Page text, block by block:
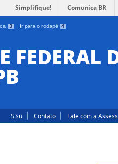
3 Ir para o rodapé 4
Simplifique! Comunica BR
FEDERAL
Sisu Contato Fale com a